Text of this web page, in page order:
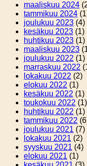
maaliskuu 2024
tammikuu 2024
joulukuu 2023 (4)
kesäkuu 2023 (1)
huhtikuu 2023 (1)
maaliskuu 2023
joulukuu 2022 (1)
marraskuu 2022
lokakuu 2022 (2)
elokuu 2022 (1)
kesäkuu 2022 (1)
toukokuu 2022 (1)
huhtikuu 2022 (1)
tammikuu 2022
joulukuu 2021 (7)
lokakuu 2021 (2)
syyskuu 2021 (4)
elokuu 2021 (1)